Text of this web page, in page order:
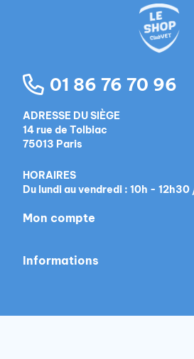
01 86 76 70 96
ADRESSE DU SIÈGE
14 rue de Tolbiac
75013 Paris
HORAIRES
Du lundi au vendredi : 10h -
Mon compte
Informations